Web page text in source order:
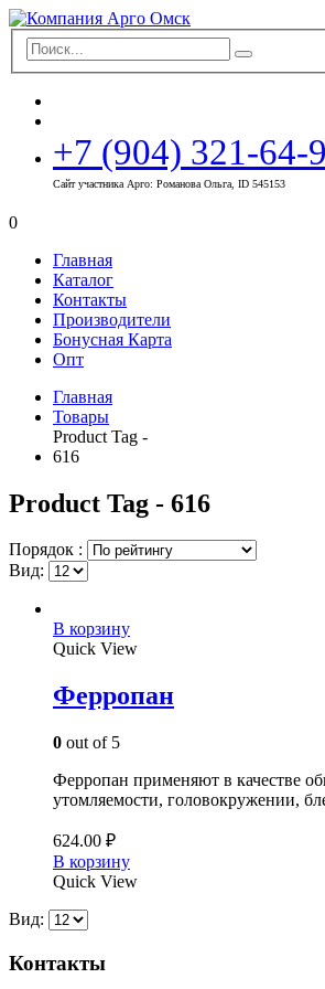
+7 (904) 321-64-
Сайт участника Арго: Романова Ольга, ID 545153
0
Главная
Каталог
Контакты
Производители
Бонусная Карта
Опт
Главная
Товары
Product Tag -
616
Product Tag - 616
Порядок :
Вид:
В корзину
Quick View
Ферропан
0 out of 5
Ферропан применяют в качестве
утомляемости, головокружении,
624.00 ₽
В корзину
Quick View
Вид:
Контакты